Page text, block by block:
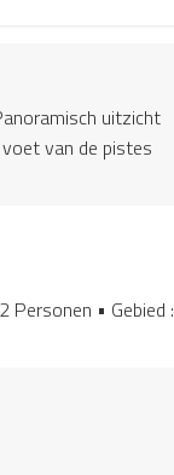
uitzicht
van de pistes
Personen • Gebied :